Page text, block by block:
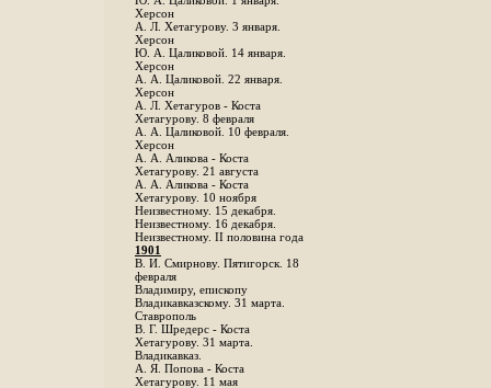
Херсон
А. Л. Хетагурову. 3 января.
Херсон
Ю. А. Цаликовой. 14 января.
Херсон
А. А. Цаликовой. 22 января.
Херсон
А. Л. Хетагуров - Коста
Хетагурову. 8 февраля
А. А. Цаликовой. 10 февраля.
Херсон
А. А. Аликова - Коста
Хетагурову. 21 августа
А. А. Аликова - Коста
Хетагурову. 10 ноября
Неизвестному. 15 декабря.
Неизвестному. 16 декабря.
Неизвестному. II половина года
1901
В. И. Смирнову. Пятигорск. 18
февраля
Владимиру, епископу
Владикавказскому. 31 марта.
Ставрополь
В. Г. Шредерс - Коста
Хетагурову. 31 марта.
Владикавказ.
А. Я. Попова - Коста
Хетагурову. 11 мая